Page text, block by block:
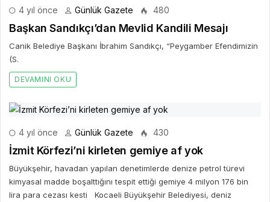
4 yıl önce Günlük Gazete 480
Başkan Sandıkçı’dan Mevlid Kandili Mesajı
Canik Belediye Başkanı İbrahim Sandıkçı, “Peygamber Efendimizin
(S.
DEVAMINI OKU
4 yıl önce Günlük Gazete 430
İzmit Körfezi’ni kirleten gemiye af yok
Büyükşehir, havadan yapılan denetimlerde denize petrol türevi
kimyasal madde boşalttığını tespit ettiği gemiye 4 milyon 176 bin
lira para cezası kesti Kocaeli Büyükşehir Belediyesi, deniz